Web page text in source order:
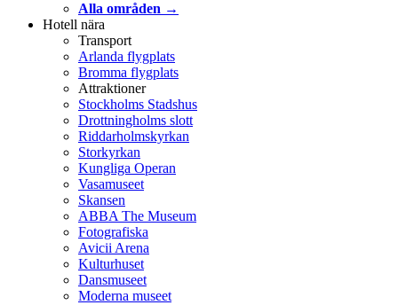
Alla områden →
Hotell nära
Transport
Arlanda flygplats
Bromma flygplats
Attraktioner
Stockholms Stadshus
Drottningholms slott
Riddarholmskyrkan
Storkyrkan
Kungliga Operan
Vasamuseet
Skansen
ABBA The Museum
Fotografiska
Avicii Arena
Kulturhuset
Dansmuseet
Moderna museet